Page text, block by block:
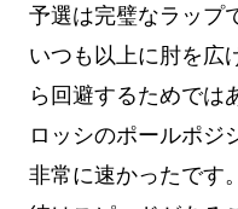
予選は完璧なラップ
いつも以上に肘を広
ら回避するためでは
ロッシのポールポジ
非常に速かったです。